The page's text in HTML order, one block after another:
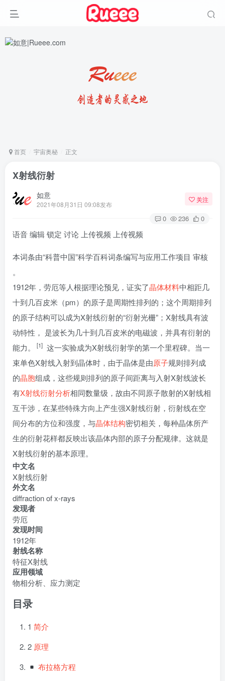
首页 宇宙奥秘 正文
X射线衍射
如意
2021年08月31日 09:08发布
关注
0 236 0
语音编辑锁定 讨论 上传视频 上传视频
本词条由“科普中国”科学百科词条编写与应用工作项目 审核
。
1912年，劳厄等人根据理论预见，证实了晶体材料中相距几
十到几百皮米（pm）的原子是周期性排列的；这个周期排列
的原子结构可以成为X射线衍射的“衍射光栅”；X射线具有波
动特性， 是波长为几十到几百皮米的电磁波，并具有衍射的
能力。
[1] 这一实验成为X射线衍射学的第一个里程碑。当一
束单色X射线入射到晶体时，由于晶体是由原子规则排列成
的晶胞组成，这些规则排列的原子间距离与入射X射线波长
有X射线衍射分析相同数量级，故由不同原子散射的X射线相
互干涉，在某些特殊方向上产生强X射线衍射，衍射线在空
间分布的方位和强度，与晶体结构密切相关，每种晶体所产
生的衍射花样都反映出该晶体内部的原子分配规律。这就是
X射线衍射的基本原理。
中文名
X射线衍射
外文名
diffraction of x-rays
发现者
劳厄
发现时间
1912年
射线名称
特征X射线
应用领域
物相分析、应力测定
目录
1 简介
2 原理
布拉格方程